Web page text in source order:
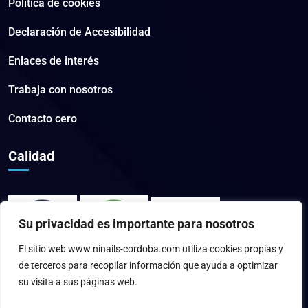
Su privacidad es importante para nosotros
El sitio web www.ninails-cordoba.com utiliza cookies propias y
de terceros para recopilar información que ayuda a optimizar
su visita a sus páginas web.
Política de cookies
Declaración de Accesibilidad
Enlaces de interés
Trabaja con nosotros
Contacto cero
Calidad